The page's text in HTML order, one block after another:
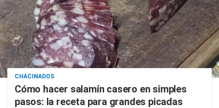
CHACINADOS
Cómo hacer salamín casero en simples
pasos: la receta para grandes picadas